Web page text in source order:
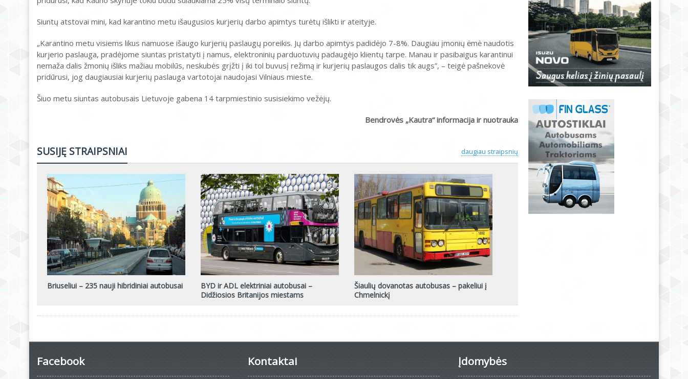
Siuntų atstovai mini, kad karantino metu išaugusios kurjerių darbo apimtys turėtų išlikti ir ateityje.
„Karantino metu visiems likus namuose išaugo kurjerių paslaugų poreikis. Jų darbo apimtys padidėjo 7-8%. Daugiau įmonių ėmė naudotis
kurjerio paslauga, pradėjome siuntas pristatyti į namus, elektroninių parduotuvių padaugėjo klientų tarpe. Manau ir pasibaigus karantinui
nemaža dalis žmonių išliks mažiau mobilūs, neskubės grįžti į iki tol buvusį režimą ir kurjerių paslaugos dalis tik augs”, – teigė pašnekovė
pridūrusi, jog daugiausiai kurjerių paslauga vartotojai naudojasi Vilniaus mieste.
Šiuo metu siuntas autobusais Lietuvoje gabena 14 tarpmiestinio susisiekimo vežėjų.
Bendrovės „Kautra“ informacija ir nuotrauka
daugiau straipsnių
SUSIJĘ STRAIPSNIAI
Briuseliui – 235 nauji hibridiniai autobusai
BYD ir ADL elektriniai autobusai –
Didžiosios Britanijos miestams
Šiaulių dovanotas autobusas – pakeliui į
Chmelnickį
Facebook Kontaktai Įdomybės